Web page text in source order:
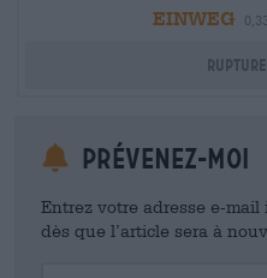
EINWEG
Prévenez-moi
Entrez votre adresse e-
dès que l’article sera à